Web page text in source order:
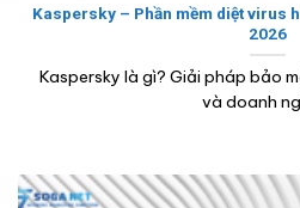
Kaspersky – Phần mềm diệt virus
2026
Kaspersky là gì? Giải pháp bảo
và doanh